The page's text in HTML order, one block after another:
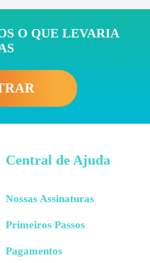
O QUE LEVARIA
Central de Ajuda
Nossas Assinaturas
Primeiros Passos
Pagamentos